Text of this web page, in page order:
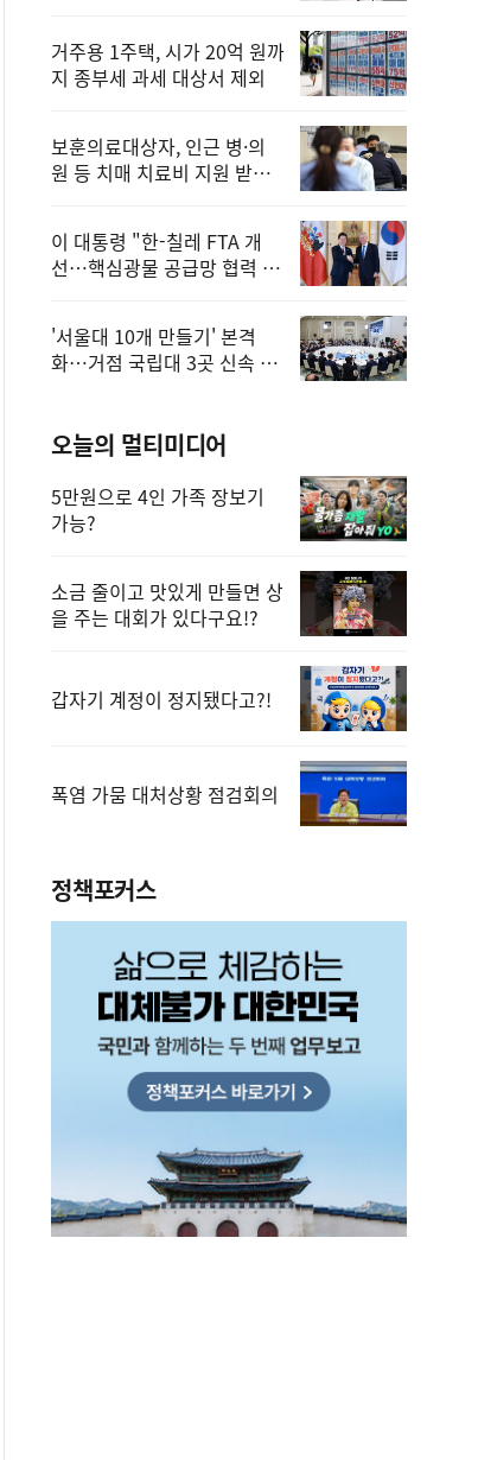
거주용 1주택, 시가 20억 원까
지 종부세 과세 대상서 제외
보훈의료대상자, 인근 병·의
원 등 치매 치료비 지원 받을
이 대통령 "한-칠레 FTA 개
선…핵심광물 공급망 협력 더
'서울대 10개 만들기' 본격
화…거점 국립대 3곳 신속 선
오늘의 멀티미디어
5만원으로 4인 가족 장보기
가능?
소금 줄이고 맛있게 만들면 상
을 주는 대회가 있다구요!?
갑자기 계정이 정지됐다고?!
폭염 가뭄 대처상황 점검회의
정책포커스